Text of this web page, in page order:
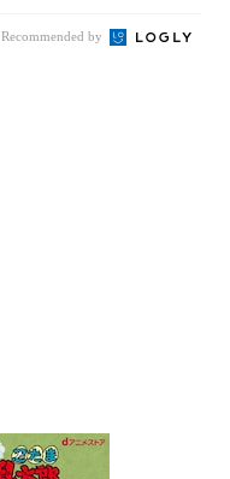
Recommended by